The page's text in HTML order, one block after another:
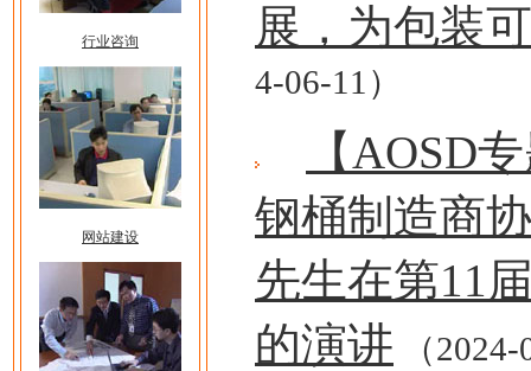
行业咨询
网站建设
展，为包装
4-06-11）
【AOSD
钢桶制造商
先生在第11
的演讲 （